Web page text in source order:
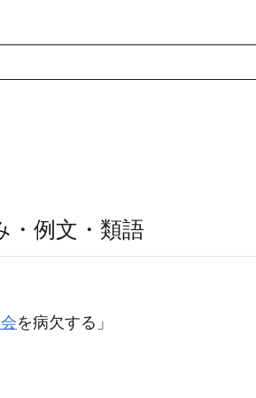
・例文・類語
を病欠する」